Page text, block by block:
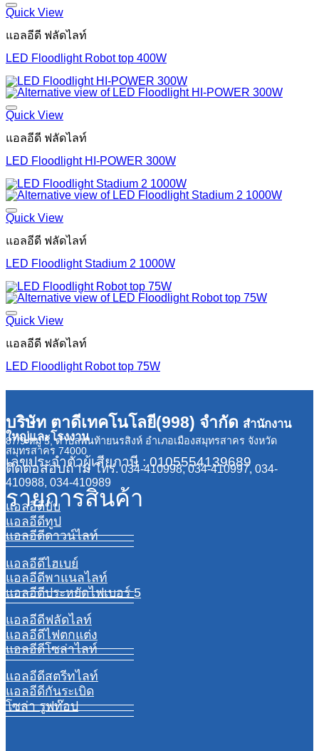
Quick View
แอลอีดี ฟลัดไลท์
LED Floodlight Robot top 400W
Quick View
แอลอีดี ฟลัดไลท์
LED Floodlight HI-POWER 300W
Quick View
แอลอีดี ฟลัดไลท์
LED Floodlight Stadium 2 1000W
Quick View
แอลอีดี ฟลัดไลท์
LED Floodlight Robot top 75W
บริษัท ตาดีเทคโนโลยี(998) จำกัด สำนักงาน
ใหญ่และโรงงาน
87/9 หมู่ 5, ตำบลพันท้ายนรสิงห์ อำเภอเมืองสมุทรสาคร จังหวัด
สมุทรสาคร 74000
เลขประจำตัวผู้เสียภาษี : 0105554139689
ติดต่อสอบถามโทร. 034-410998, 034-410997, 034-
410988, 034-410989
รายการสินค้า
แอลอีดีบับ
แอลอีดีทูป
แอลอีดีดาวน์ไลท์
แอลอีดีไฮเบย์
แอลอีดีพาแนลไลท์
แอลอีดีประหยัดไฟเบอร์ 5
แอลอีดีฟลัดไลท์
แอลอีดีไฟตกแต่ง
แอลอีดีโซล่าไลท์
แอลอีดีสตรีทไลท์
แอลอีดีกันระเบิด
โซล่า รูฟท๊อป